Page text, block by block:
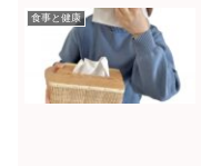
食事と健康